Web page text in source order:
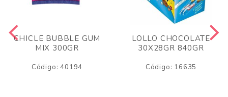
CHICLE BUBBLE GUM
MIX 300GR
Código: 40194
LOLLO CHOCOLATE
30X28GR 840GR
Código: 16635